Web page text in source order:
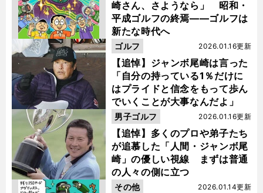
崎さん、さようなら」 昭和・
平成ゴルフの終焉――ゴルフは
新たな時代へ
【追悼】ジャンボ尾崎は言った
「自分の持っている1％だけに
はプライドと信念をもって歩ん
でいくことが大事なんだよ」
2026.01.16更新
ゴルフ
【追悼】多くのプロや弟子たち
が追慕した「人間・ジャンボ尾
崎」の優しい視線 まずは普通
の人々の側に立つ
2026.01.16更新
男子ゴルフ
2026.01.14更新
その他